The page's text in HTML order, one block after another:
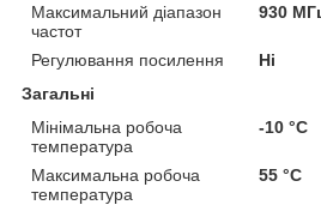
Максимальний діапазон
частот
930
Регулювання посилення
Ні
Загальні
Мінімальна робоча
температура
-10 °С
Максимальна робоча
температура
55 °С